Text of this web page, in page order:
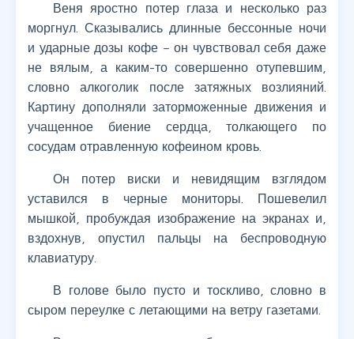
Веня яростно потер глаза и несколько раз
моргнул. Сказывались длинные бессонные ночи
и ударные дозы кофе – он чувствовал себя даже
не вялым, а каким-то совершенно отупевшим,
словно алкоголик после затяжных возлияний.
Картину дополняли заторможенные движения и
учащенное биение сердца, толкающего по
сосудам отравленную кофеином кровь.
Он потер виски и невидящим взглядом
уставился в черные мониторы. Пошевелил
мышкой, пробуждая изображение на экранах и,
вздохнув, опустил пальцы на беспроводную
клавиатуру.
В голове было пусто и тоскливо, словно в
сыром переулке с летающими на ветру газетами.